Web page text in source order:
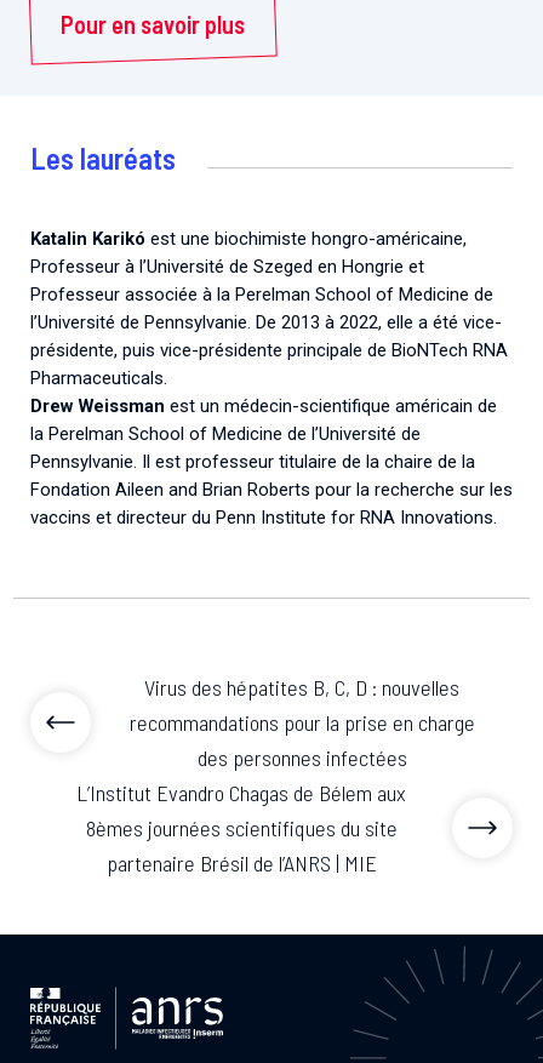
Pour en savoir plus
Les lauréats
Katalin Karikó est une biochimiste hongro-américaine,
Professeur à l’Université de Szeged en Hongrie et
Professeur associée à la Perelman School of Medicine de
l’Université de Pennsylvanie. De 2013 à 2022, elle a été vice-
présidente, puis vice-présidente principale de BioNTech RNA
Pharmaceuticals.
Drew Weissman est un médecin-scientifique américain de
la Perelman School of Medicine de l’Université de
Pennsylvanie. Il est professeur titulaire de la chaire de la
Fondation Aileen and Brian Roberts pour la recherche sur les
vaccins et directeur du Penn Institute for RNA Innovations.
Virus des hépatites B, C, D : nouvelles
recommandations pour la prise en charge
des personnes infectées
L’Institut Evandro Chagas de Bélem aux
8èmes journées scientifiques du site
partenaire Brésil de l’ANRS | MIE